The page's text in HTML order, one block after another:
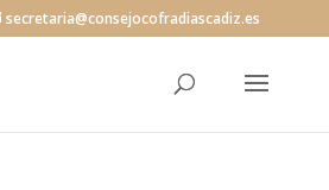
secretaria@consejocofradiascadiz.es